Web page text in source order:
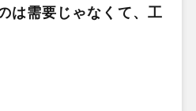
は需要じゃなくて、工